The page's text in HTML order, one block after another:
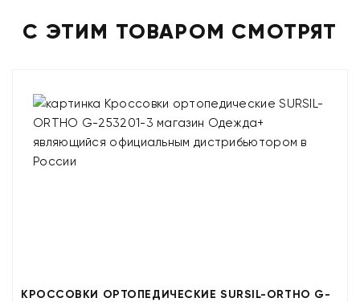
С ЭТИМ ТОВАРОМ СМОТРЯТ
КРОССОВКИ ОРТОПЕДИЧЕСКИЕ SURSIL-ORTHO G-